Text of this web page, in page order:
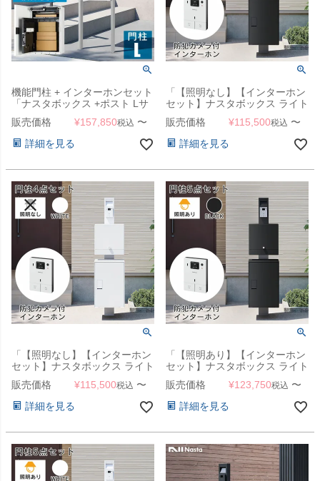
機能門柱 + インターホンセット
「ナスタボックス +ポスト Lサ
イズ 門柱 ユニット [ ホワイト
]」
販売価格 ¥157,850税込 〜
詳細を見る
「【照明なし】【インターホン
セット】ナスタボックス ライト
門柱ユニット カラー：ブラック
（宅配ボックス + 郵便ポスト +
門柱 + インターホン） 」
販売価格 ¥115,500税込 〜
詳細を見る
「【照明なし】【インターホン
セット】ナスタボックス ライト
門柱ユニット カラー：ホワイト
（宅配ボックス + 郵便ポスト +
門柱 + インターホン） 」
販売価格 ¥115,500税込 〜
詳細を見る
「【照明あり】【インターホン
セット】ナスタボックス ライト
門柱ユニット カラー：ブラック
（宅配ボックス + 郵便ポスト +
門柱 + インターホン） 」
販売価格 ¥123,750税込 〜
詳細を見る